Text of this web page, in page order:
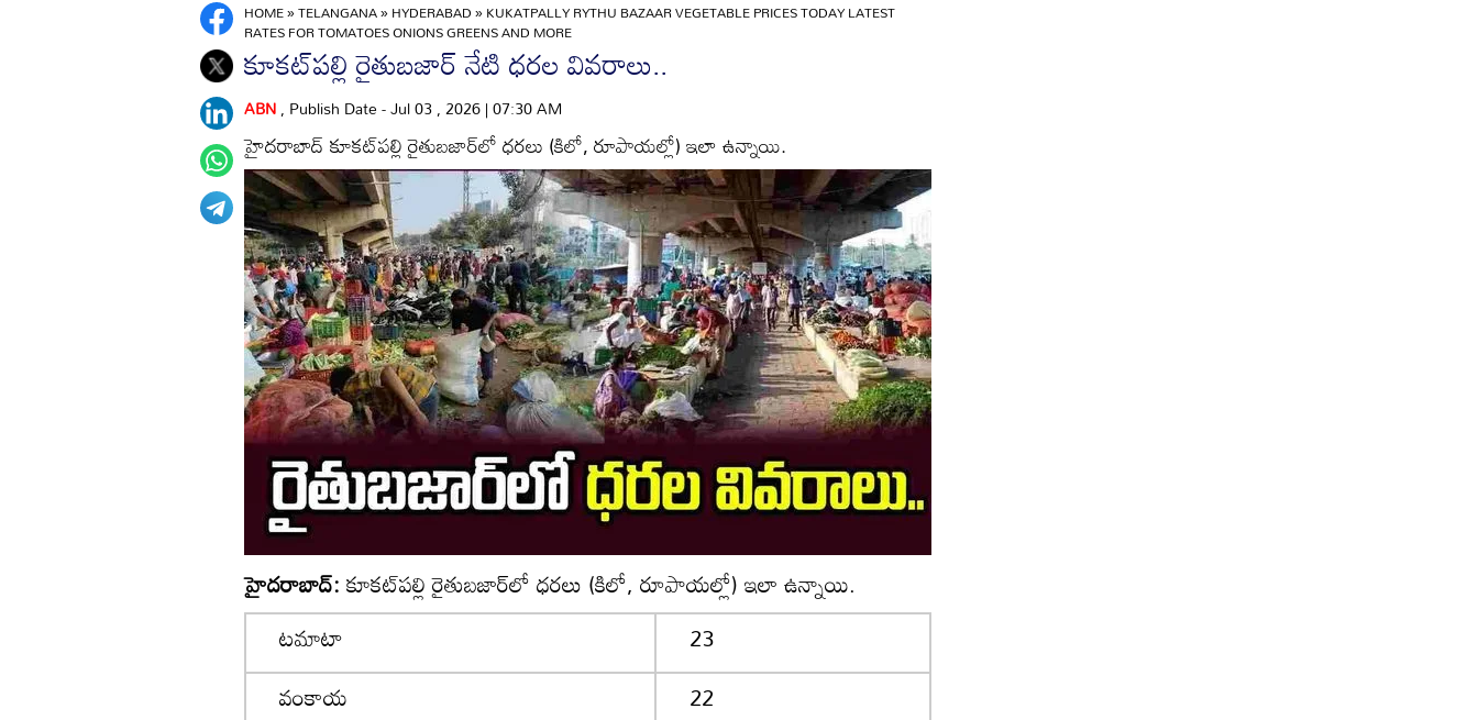
HOME»TELANGANA»HYDERABAD»KUKATPALLY RYTHU BAZAAR VEGETABLE PRICES TODAY LATEST
RATES FOR TOMATOES ONIONS GREENS AND MORE
కూకట్‌పల్లి రైతుబజార్‌ నేటి ధరల వివరాలు..
ABN, Publish Date - Jul 03 , 2026 | 07:30 AM
హైదరాబాద్ కూకట్‌పల్లి రైతుబజార్‌లో ధరలు (కిలో, రూపాయల్లో) ఇలా ఉన్నాయి.
హైదరాబాద్:కూకట్‌పల్లి రైతుబజార్‌లో ధరలు (కిలో, రూపాయల్లో) ఇలా ఉన్నాయి.
టమాటా
23
వంకాయ
22